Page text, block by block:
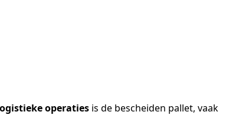
operaties is de bescheiden pallet, vaak